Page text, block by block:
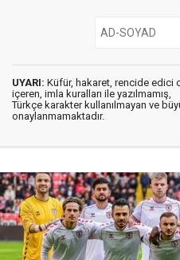
UYARI: Küfür, hakaret, rencide edici
içeren, imla kuralları ile yazılmamış,
Türkçe karakter kullanılmayan ve
onaylanmamaktadır.